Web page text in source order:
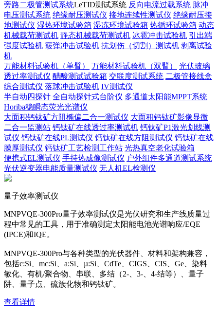
旁路二极管测试系统LeTID测试系统 反向电流过载系统 脉冲
电压测试系统 绝缘耐压测试仪 接地连续性测试仪 绝缘耐压接
地测试仪 湿热环境试验箱 湿冻环境试验箱 热循环试验箱 动态
机械载荷测试机 静态机械载荷测试机 冰雹冲击试验机 引出端
强度试验机 霰弹冲击试验机 抗划伤（切割）测试机 剥离试验
机
万能材料试验机（单臂）
万能材料试验机（双臂）
光伏玻璃
透过率测试仪 醋酸测试试验箱 交联度测试系统 二极管接线盒
综合测试仪 落球冲击试验机 IV测试仪
半自动四探针 全自动探针式台阶仪 多通道太阳能MPPT系统
Horiba稳瞬态荧光光谱仪
大面积钙钛矿方阻椭偏二合一测试仪 大面积钙钛矿影像显微
二合一监测站 钙钛矿在线透过率测试机 钙钛矿P1激光划线测
试仪 钙钛矿在线PL测试仪 钙钛矿在线方阻测试仪 钙钛矿在线
膜厚测试仪 钙钛矿工艺检测工作站 光热真空老化试验箱
便携式EL测试仪 手持热成像测试仪 户外组件多通道测试系统
光伏逆变器电能质量测试仪 无人机EL检测仪
量子效率测试仪
MNPVQE-300Pro量子效率测试仪是光伏研究和生产线质量过
程中常见的工具，用于准确测定太阳能电池光谱响应/EQE
(IPCE)和IQE。
MNPVQE-300Pro与各种类型的光伏器件、材料和架构兼容，
包括c:Si、mc:Si、a:Si、µ:Si、CdTe、CIGS、CIS、Ge、染料
敏化、有机/聚合物、串联、多结（2-、3-、4-结等）、量子
阱、量子点、硫族化物和钙钛矿。
查看详情